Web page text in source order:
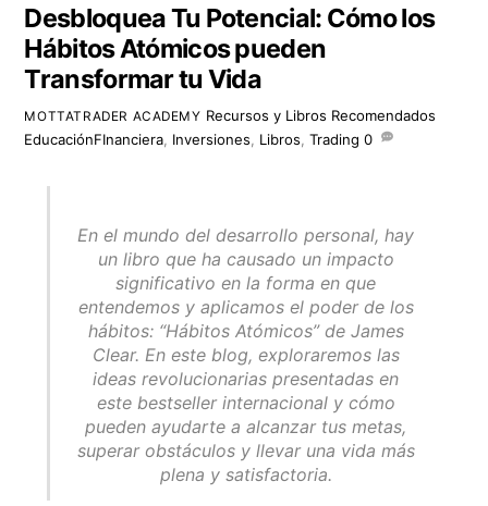
Desbloquea Tu Potencial: Cómo los
Hábitos Atómicos pueden
Transformar tu Vida
MOTTATRADER ACADEMY Recursos y Libros Recomendados
EducaciónFInanciera Inversiones Libros ,Trading 0
En el mundo del desarrollo personal, hay
un libro que ha causado un impacto
significativo en la forma en que
entendemos y aplicamos el poder de los
hábitos: “Hábitos Atómicos” de James
Clear. En este blog, exploraremos las
ideas revolucionarias presentadas en
este bestseller internacional y cómo
pueden ayudarte a alcanzar tus metas,
superar obstáculos y llevar una vida más
plena y satisfactoria.